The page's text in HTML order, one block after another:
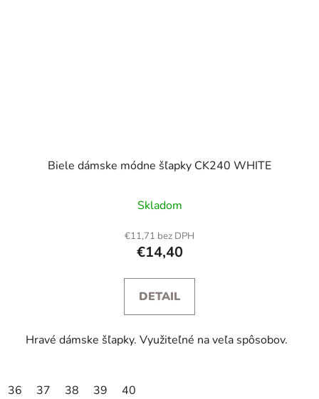
Biele dámske módne šľapky CK240 WHITE
Skladom
€11,71 bez DPH
€14,40
DETAIL
Hravé dámske šľapky. Využiteľné na veľa spôsobov.
36 37 38 39 40